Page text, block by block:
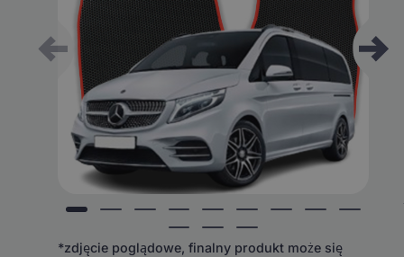
*zdjęcie poglądowe, finalny produkt może się